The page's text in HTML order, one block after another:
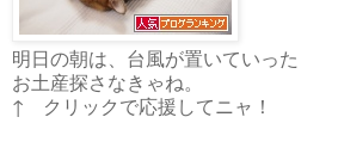
明日の朝は、台風が置いていった
お土産探さなきゃね。
↑ クリックで応援してニャ！